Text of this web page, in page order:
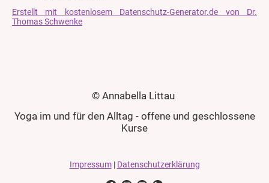
Erstellt mit kostenlosem Datenschutz-Generator.de von Dr.
Thomas Schwenke
© Annabella Littau
Yoga im und für den Alltag - offene und geschlossene
Kurse
Impressum| Datenschutzerklärung